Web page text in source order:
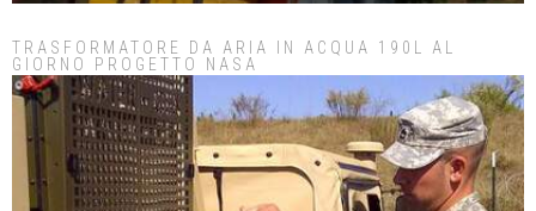
TRASFORMATORE DA ARIA IN ACQUA 190L AL
GIORNO PROGETTO NASA